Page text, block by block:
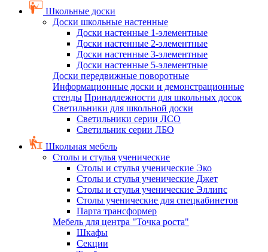
Школьные доски
Доски школьные настенные
Доски настенные 1-элементные
Доски настенные 2-элементные
Доски настенные 3-элементные
Доски настенные 5-элементные
Доски передвижные поворотные
Информационные доски и демонстрационные
стенды Принадлежности для школьных досок
Светильники для школьной доски
Светильники серии ЛСО
Светильник серии ЛБО
Школьная мебель
Столы и стулья ученические
Столы и стулья ученические Эко
Столы и стулья ученические Джет
Столы и стулья ученические Эллипс
Столы ученические для спецкабинетов
Парта трансформер
Мебель для центра "Точка роста"
Шкафы
Секции